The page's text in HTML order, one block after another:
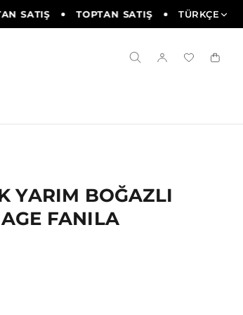
SATIŞ TOPTAN SATIŞ TOPTAN
TÜRKÇE
YARIM BOĞAZLI
FANILA